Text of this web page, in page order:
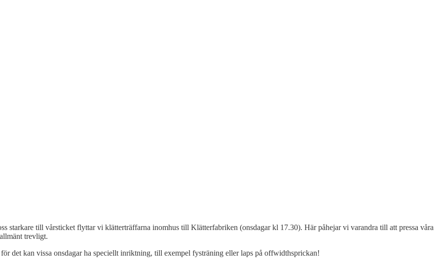
starkare till vårsticket flyttar vi klätterträffarna inomhus till Klätterfabriken (onsdagar kl 17.30). Här påhejar vi varandra till att pressa våra
trevligt.
det kan vissa onsdagar ha speciellt inriktning, till exempel fysträning eller laps på offwidthsprickan!